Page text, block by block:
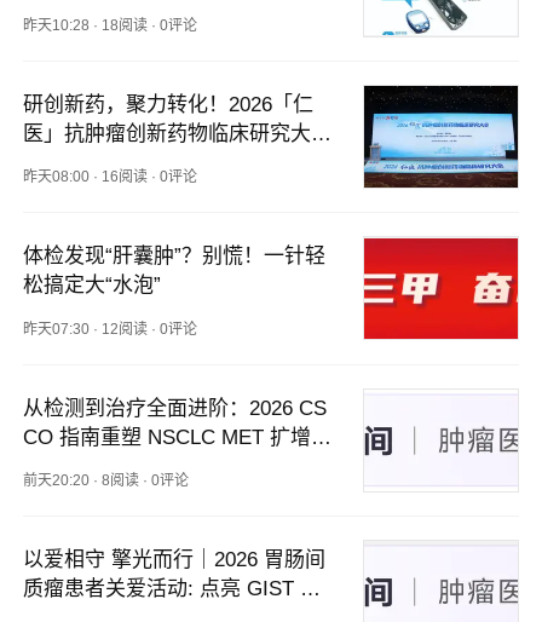
昨天10:28 · 18阅读 ·0评论
研创新药，聚力转化！2026「仁
医」抗肿瘤创新药物临床研究大会
昨天08:00 · 16阅读 ·0评论
体检发现“肝囊肿”？别慌！一针轻
松搞定大“水泡”
昨天07:30 · 12阅读 ·0评论
从检测到治疗全面进阶：2026 CS
CO 指南重塑 NSCLC MET 扩增精
前天20:20 ·8阅读 ·0评论
以爱相守 擎光而行｜2026 胃肠间
质瘤患者关爱活动: 点亮 GIST 患